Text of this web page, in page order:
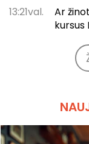
13:21val.
Ar
kursus